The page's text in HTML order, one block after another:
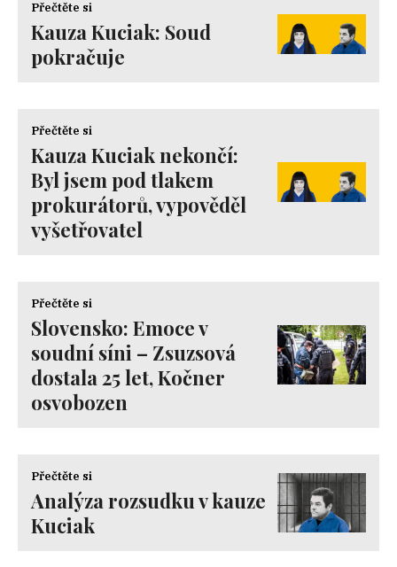
Přečtěte si
Kauza Kuciak: Soud
pokračuje
Přečtěte si
Kauza Kuciak nekončí:
Byl jsem pod tlakem
prokurátorů, vypověděl
vyšetřovatel
Přečtěte si
Slovensko: Emoce v
soudní síni – Zsuzsová
dostala 25 let, Kočner
osvobozen
Přečtěte si
Analýza rozsudku v kauze
Kuciak